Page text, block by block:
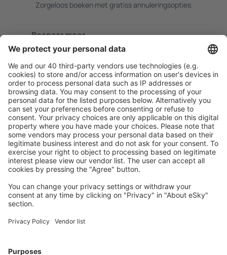
Zorgeloos boeken met gratiss annuleringsopties.
Bespaar meer
Reisaanbiedingen en speciale aanbiedingen voor
geregistreerde gebruikers.
Accommodaties die u bevallen
Kies uit meer dan 1,3 miljoen accommodaties: hotels,
jeugdherbergen, appartementen en meer.
Meest gezochte accommodatie door eSky-
gebruikers
Accommodatie in Zuid-Afrika - Populaire steden
Verblijf in Pretoria Verblijf in Margate